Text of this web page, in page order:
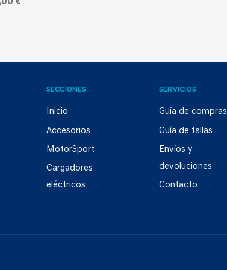
€
SECCIONES
Inicio
Accesorios
MotorSport
Cargadores
eléctricos
SERVICIOS
Guía de compras
Guía de tallas
Envíos y
devoluciones
Contacto